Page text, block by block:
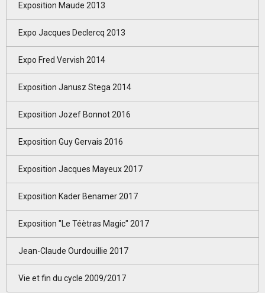
Exposition Maude 2013
Expo Jacques Declercq 2013
Expo Fred Vervish 2014
Exposition Janusz Stega 2014
Exposition Jozef Bonnot 2016
Exposition Guy Gervais 2016
Exposition Jacques Mayeux 2017
Exposition Kader Benamer 2017
Exposition "Le Téètras Magic" 2017
Jean-Claude Ourdouillie 2017
Vie et fin du cycle 2009/2017